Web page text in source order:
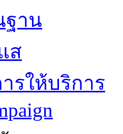
ฐาน
ส
รให้บริการ